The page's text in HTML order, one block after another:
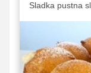
Sladka pustna